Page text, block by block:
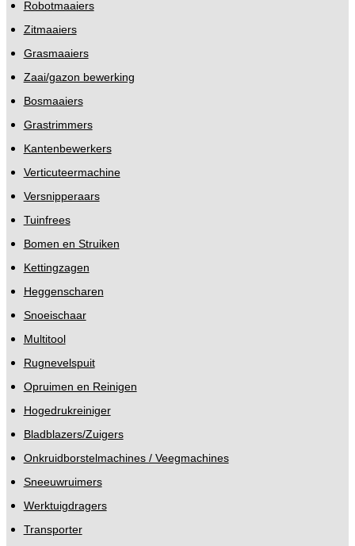
Robotmaaiers
Zitmaaiers
Grasmaaiers
Zaai/gazon bewerking
Bosmaaiers
Grastrimmers
Kantenbewerkers
Verticuteermachine
Versnipperaars
Tuinfrees
Bomen en Struiken
Kettingzagen
Heggenscharen
Snoeischaar
Multitool
Rugnevelspuit
Opruimen en Reinigen
Hogedrukreiniger
Bladblazers/Zuigers
Onkruidborstelmachines / Veegmachines
Sneeuwruimers
Werktuigdragers
Transporter